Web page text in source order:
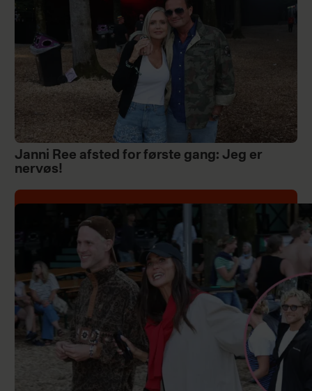
Janni Ree afsted for første gang: Jeg er
nervøs!